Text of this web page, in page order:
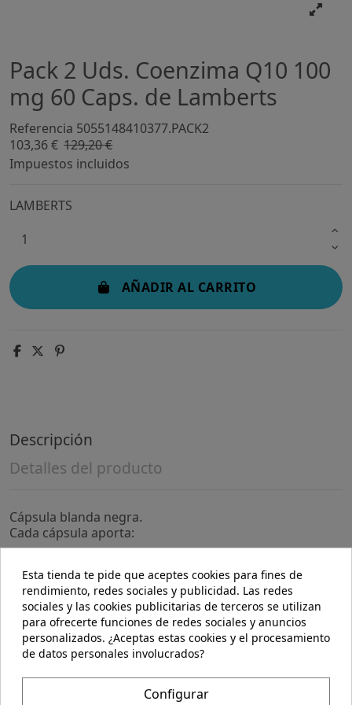
Pack 2 Uds. Coenzima Q10 100
mg 60 Caps. de Lamberts
Referencia 5055148410377.PACK2
103,36 € 129,20 €
Impuestos incluidos
LAMBERTS
AÑADIR AL CARRITO
Descripción
Detalles del producto
Cápsula blanda negra.
Cada cápsula aporta:
100 mg
Tableteado / Encapsulado con:
Ver etiqueta del producto.Tiempo de desintegración:
Menos de 30 minutos.
Nota de alérgenos
La siguiente lista de alérgenos están excluidos: trigo,
gluten, cebada, soja, huevos, leche y productos lácteos,
Esta tienda te pide que aceptes cookies para fines de
rendimiento, redes sociales y publicidad. Las redes
sociales y las cookies publicitarias de terceros se utilizan
para ofrecerte funciones de redes sociales y anuncios
personalizados. ¿Aceptas estas cookies y el procesamiento
de datos personales involucrados?
Configurar